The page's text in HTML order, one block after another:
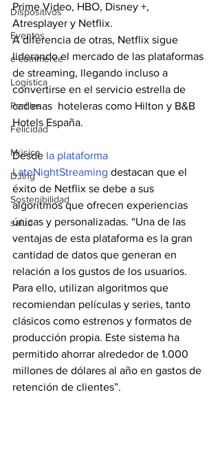
Dispositivos
Eventos
e-commerce
Logística
Perfiles
Felicidad
Música
DJing
Sostenibilidad
salud
Prime Video, HBO, Disney +,
Atresplayer y Netflix.
A diferencia de otras, Netflix sigue
liderando el mercado de las plataformas
de streaming, llegando incluso a
convertirse en el servicio estrella de
cadenas  hoteleras como Hilton y B&B
Hotels España.
Desde la plataforma
LateNightStreaming destacan que el
éxito de Netflix se debe a sus
algoritmos que ofrecen experiencias
únicas y personalizadas. “Una de las
ventajas de esta plataforma es la gran
cantidad de datos que generan en
relación a los gustos de los usuarios.
Para ello, utilizan algoritmos que
recomiendan películas y series, tanto
clásicos como estrenos y formatos de
producción propia. Este sistema ha
permitido ahorrar alrededor de 1.000
millones de dólares al año en gastos de
retención de clientes”.